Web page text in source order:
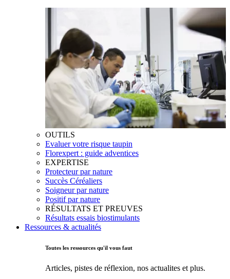
OUTILS
Evaluer votre risque taupin
Florexpert : guide adventices
EXPERTISE
Protecteur par nature
Succès Céréaliers
Soigneur par nature
Positif par nature
RÉSULTATS ET PREUVES
Résultats essais biostimulants
Ressources & actualités
Toutes les ressources qu'il vous faut
Articles, pistes de réflexion, nos actualites et plus.